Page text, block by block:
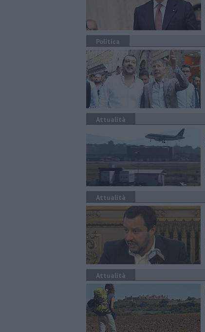
Politica
Attualità
Attualità
Attualità